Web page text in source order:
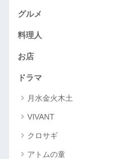
グルメ
料理人
お店
ドラマ
月水金火木土
VIVANT
クロサギ
アトムの童